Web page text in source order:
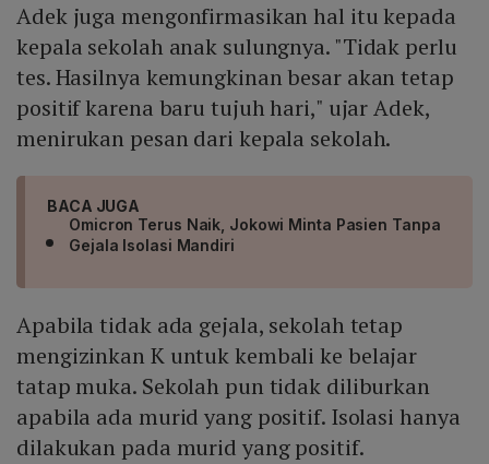
Adek juga mengonfirmasikan hal itu kepada
kepala sekolah anak sulungnya. "Tidak perlu
tes. Hasilnya kemungkinan besar akan tetap
positif karena baru tujuh hari," ujar Adek,
menirukan pesan dari kepala sekolah.
BACA JUGA
Omicron Terus Naik, Jokowi Minta Pasien Tanpa
Gejala Isolasi Mandiri
Apabila tidak ada gejala, sekolah tetap
mengizinkan K untuk kembali ke belajar
tatap muka. Sekolah pun tidak diliburkan
apabila ada murid yang positif. Isolasi hanya
dilakukan pada murid yang positif.